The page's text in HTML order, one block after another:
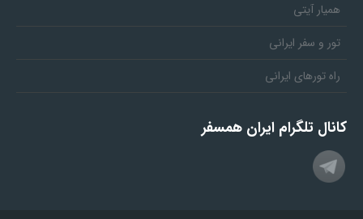
همیار آیتی
تور و سفر ایرانی
راه تورهای ایرانی
کانال تلگرام ایران همسفر